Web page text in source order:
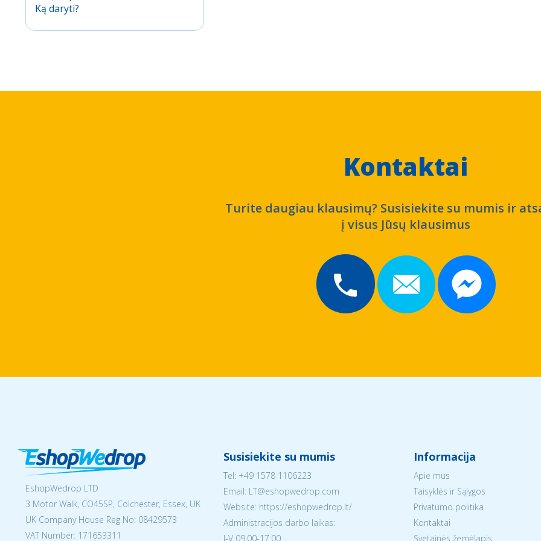
Ką daryti?
Kontaktai
Turite daugiau klausimų? Susisiekite su mumis ir
į visus Jūsų klausimus
EshopWedrop LTD
3 Motor Walk, CO45SP, Colchester, Essex, UK
UK Company House Reg No: 08429573
VAT Number: 171653311
Susisiekite su mumis
Tel: +49 1578 1106223
Email: LT@eshopwedrop.com
Website: https://eshopwedrop.lt/
Administracijos darbo laikas:
I-V 09:00-17:00
Informacija
Apie mus
Taisyklės ir Sąlygos
Privatumo politika
Kontaktai
Svetainės žemėlapis